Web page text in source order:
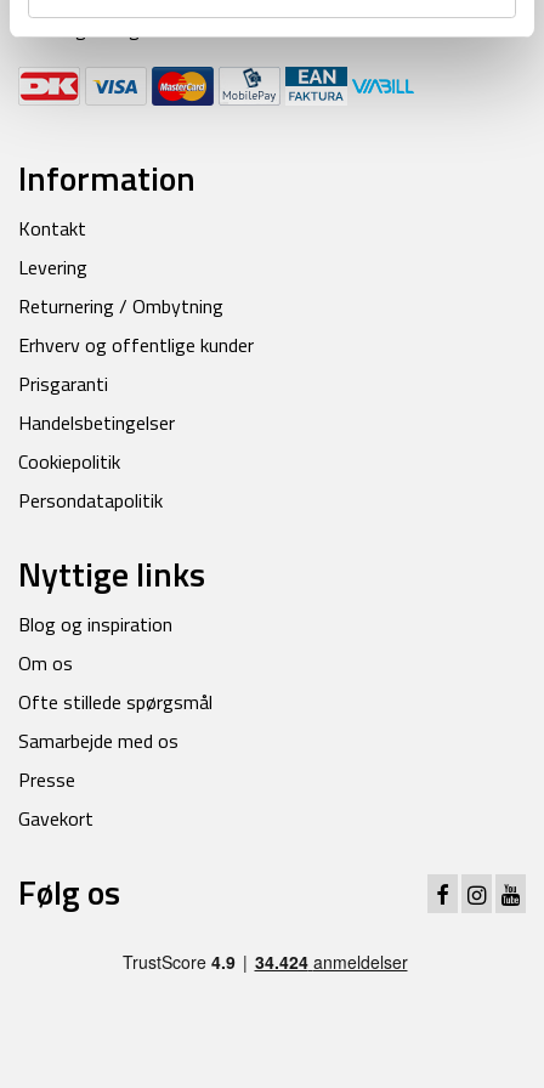
Betalingsmuligheder:
Information
Kontakt
Levering
Returnering / Ombytning
Erhverv og offentlige kunder
Prisgaranti
Handelsbetingelser
Cookiepolitik
Persondatapolitik
Nyttige links
Blog og inspiration
Om os
Ofte stillede spørgsmål
Samarbejde med os
Presse
Gavekort
Følg os